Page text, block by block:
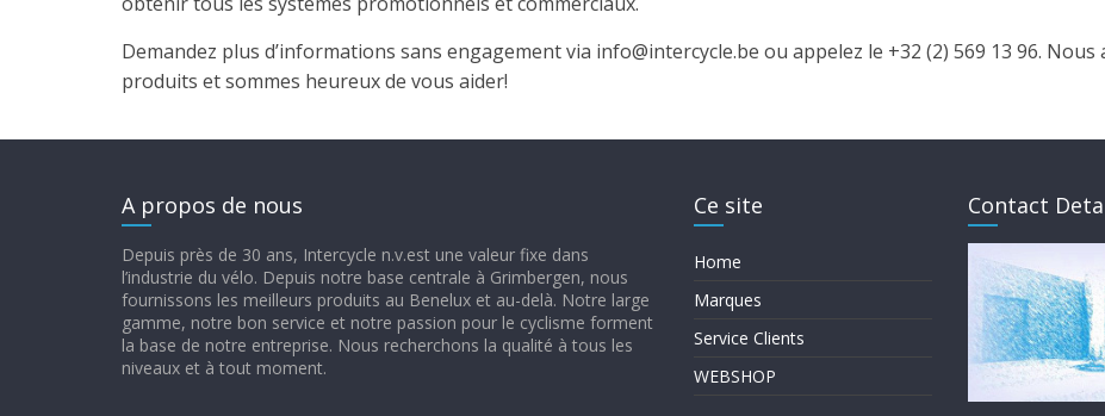
Demandez plus d’informations sans engagement via info@intercycle.be ou appelez le +32 (2) 569 13 96.
produits et sommes heureux de vous aider!
A propos de nous
Depuis près de 30 ans, Intercycle n.v.est une valeur fixe dans
l’industrie du vélo. Depuis notre base centrale à Grimbergen, nous
fournissons les meilleurs produits au Benelux et au-delà. Notre large
gamme, notre bon service et notre passion pour le cyclisme forment
la base de notre entreprise. Nous recherchons la qualité à tous les
niveaux et à tout moment.
Ce site
Home
Marques
Service Clients
WEBSHOP
Contact